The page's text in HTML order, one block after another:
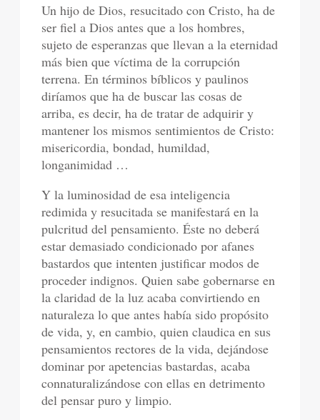
Un hijo de Dios, resucitado con Cristo, ha de
ser fiel a Dios antes que a los hombres,
sujeto de esperanzas que llevan a la eternidad
más bien que víctima de la corrupción
terrena. En términos bíblicos y paulinos
diríamos que ha de buscar las cosas de
arriba, es decir, ha de tratar de adquirir y
mantener los mismos sentimientos de Cristo:
misericordia, bondad, humildad,
longanimidad …
Y la luminosidad de esa inteligencia
redimida y resucitada se manifestará en la
pulcritud del pensamiento. Éste no deberá
estar demasiado condicionado por afanes
bastardos que intenten justificar modos de
proceder indignos. Quien sabe gobernarse en
la claridad de la luz acaba convirtiendo en
naturaleza lo que antes había sido propósito
de vida, y, en cambio, quien claudica en sus
pensamientos rectores de la vida, dejándose
dominar por apetencias bastardas, acaba
connaturalizándose con ellas en detrimento
del pensar puro y limpio.